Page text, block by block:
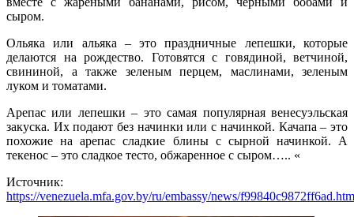
сыром.
Ольяка или альяка – это праздничные лепешки, которые
делаются на рождество. Готовятся с говядиной, ветчиной,
свининой, а также зеленым перцем, маслинами, зеленым
луком и томатами.
Арепас или лепешки – это самая популярная венесуэльская
закуска. Их подают без начинки или с начинкой. Качапа – это
похожие на арепас сладкие блины с сырной начинкой. А
текенос – это сладкое тесто, обжаренное с сыром….. «
Источник:
https://venezuela.mfa.gov.by/ru/embassy/news/